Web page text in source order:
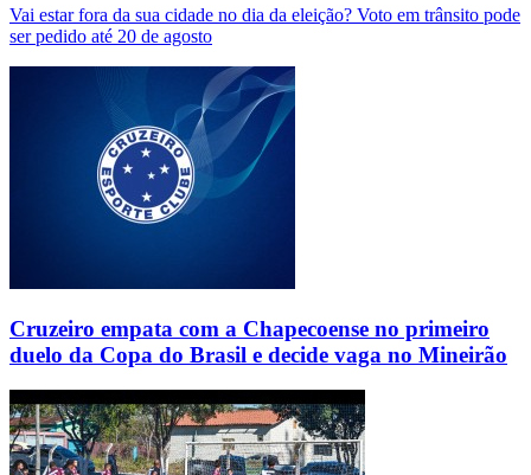
Vai estar fora da sua cidade no dia da eleição? Voto em trânsito pode
ser pedido até 20 de agosto
Cruzeiro empata com a Chapecoense no primeiro
duelo da Copa do Brasil e decide vaga no Mineirão